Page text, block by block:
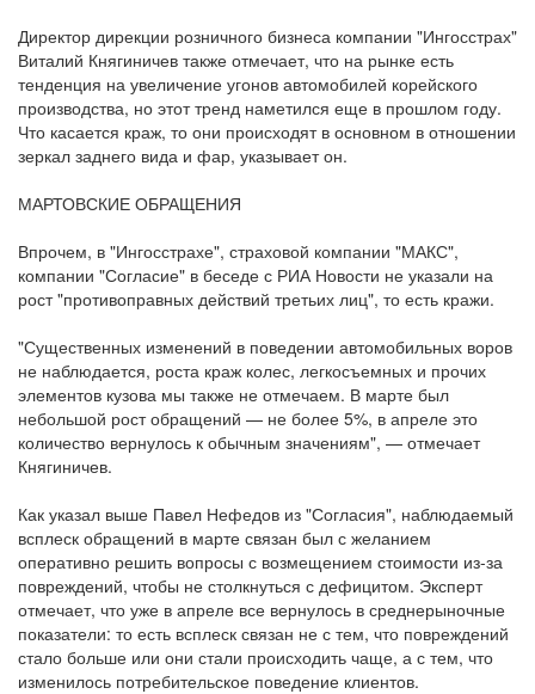
Директор дирекции розничного бизнеса компании "Ингосстрах"
Виталий Княгиничев также отмечает, что на рынке есть
тенденция на увеличение угонов автомобилей корейского
производства, но этот тренд наметился еще в прошлом году.
Что касается краж, то они происходят в основном в отношении
зеркал заднего вида и фар, указывает он.
МАРТОВСКИЕ ОБРАЩЕНИЯ
Впрочем, в "Ингосстрахе", страховой компании "МАКС",
компании "Согласие" в беседе с РИА Новости не указали на
рост "противоправных действий третьих лиц", то есть кражи.
"Существенных изменений в поведении автомобильных воров
не наблюдается, роста краж колес, легкосъемных и прочих
элементов кузова мы также не отмечаем. В марте был
небольшой рост обращений — не более 5%, в апреле это
количество вернулось к обычным значениям", — отмечает
Княгиничев.
Как указал выше Павел Нефедов из "Согласия", наблюдаемый
всплеск обращений в марте связан был с желанием
оперативно решить вопросы с возмещением стоимости из-за
повреждений, чтобы не столкнуться с дефицитом. Эксперт
отмечает, что уже в апреле все вернулось в среднерыночные
показатели: то есть всплеск связан не с тем, что повреждений
стало больше или они стали происходить чаще, а с тем, что
изменилось потребительское поведение клиентов.